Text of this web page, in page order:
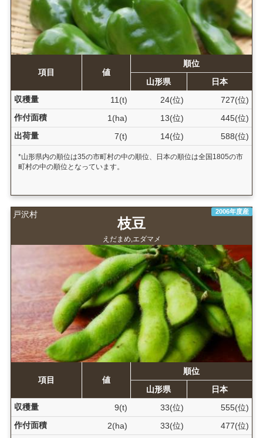
項目 値
順位
山形県
日本
収穫量
11(t) 24(位)
727(位)
作付面積
1(ha) 13(位)
445(位)
出荷量
7(t) 14(位) 588(位)
*山形県内の順位は35の市町村の中の順位、日本の順位は全国1805の市
町村の中の順位となっています。
戸沢村 2006年度産
枝豆
えだまめ,エダマメ
項目 値
順位
山形県
日本
収穫量
9(t) 33(位)
555(位)
作付面積
2(ha) 33(位)
477(位)